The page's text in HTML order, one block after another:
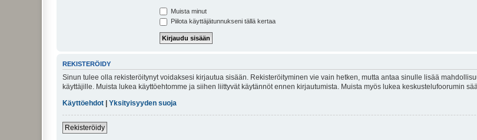
Muista minut
Piilota käyttäjätunnukseni tällä kertaa
REKISTERÖIDY
Sinun tulee olla rekisteröitynyt voidaksesi kirjautua sisään. Rekisteröityminen vie vain hetken, mutta antaa sinulle lisää
käyttäjille. Muista lukea käyttöehtomme ja siihen liittyvät käytännöt ennen kirjautumista. Muista myös lukea keskustelufoorumin
Käyttöehdot
Yksityisyyden suoja
Rekisteröidy